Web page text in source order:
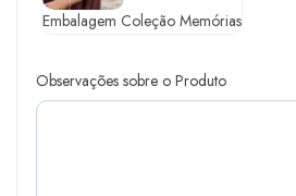
Embalagem Coleção Memórias
Observações sobre o Produto